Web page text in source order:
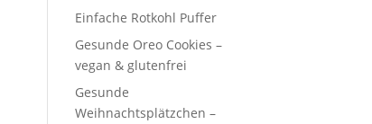
Einfache Rotkohl Puffer
Gesunde Oreo Cookies –
vegan & glutenfrei
Gesunde
Weihnachtsplätzchen –